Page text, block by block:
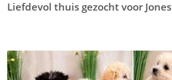
Liefdevol thuis gezocht voor Jones